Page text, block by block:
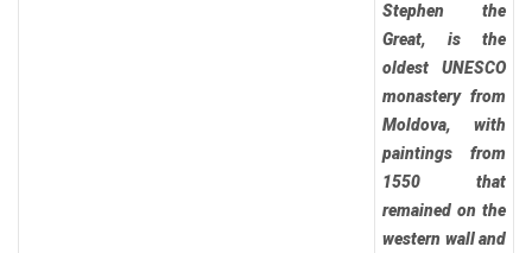
Stephen the
Great, is the
oldest UNESCO
monastery from
Moldova, with
paintings from
1550 that
remained on the
western wall and